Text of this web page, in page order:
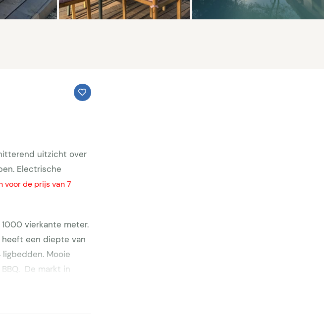
uitzicht over
Electrische
voor de prijs van 7
vierkante meter.
een diepte van
Mooie
De markt in
Je kunt er